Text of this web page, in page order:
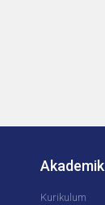
Akademik
Kurikulum